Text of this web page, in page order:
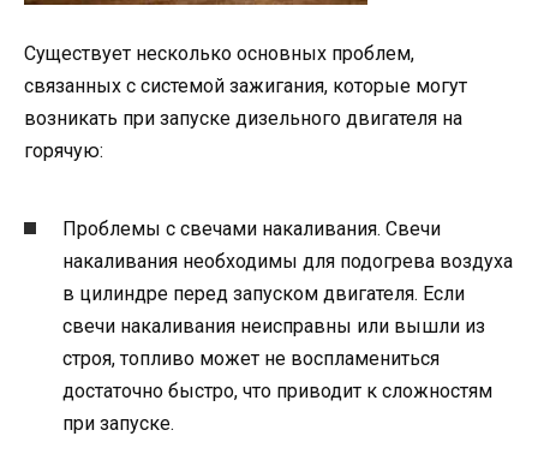
Существует несколько основных проблем,
связанных с системой зажигания, которые могут
возникать при запуске дизельного двигателя на
горячую:
Проблемы с свечами накаливания. Свечи
накаливания необходимы для подогрева воздуха
в цилиндре перед запуском двигателя. Если
свечи накаливания неисправны или вышли из
строя, топливо может не воспламениться
достаточно быстро, что приводит к сложностям
при запуске.